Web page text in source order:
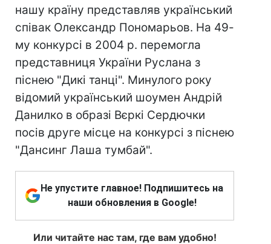
нашу країну представляв український
співак Олександр Пономарьов. На 49-
му конкурсі в 2004 р. перемогла
представниця України Руслана з
піснею "Дикі танці". Минулого року
відомий український шоумен Андрій
Данилко в образі Вєркі Сердючки
посів друге місце на конкурсі з піснею
"Дансинг Лаша тумбай".
Не упустите главное! Подпишитесь на
наши обновления в Google!
Или читайте нас там, где вам удобно!